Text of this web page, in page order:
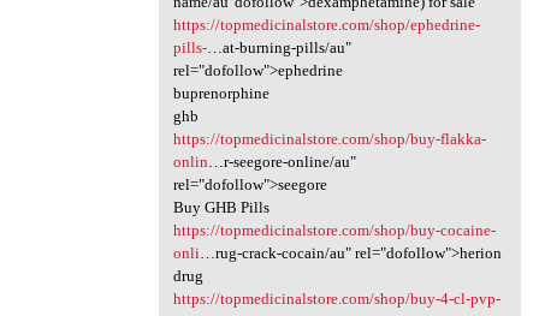
https://topmedicinalstore.com/shop/ephedrine-
pills-…at-burning-pills/au"
rel="dofollow">ephedrine
buprenorphine
ghb
https://topmedicinalstore.com/shop/buy-flakka-
onlin…r-seegore-online/au"
rel="dofollow">seegore
Buy GHB Pills
https://topmedicinalstore.com/shop/buy-cocaine-
onli…rug-crack-cocain/au" rel="dofollow">herion
drug
https://topmedicinalstore.com/shop/buy-4-cl-pvp-